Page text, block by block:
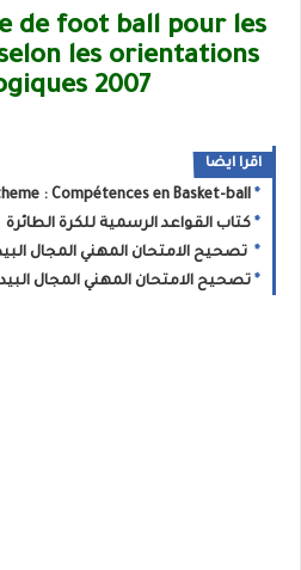
de foot ball pour les
les orientations
2007
اقرا ايضا
: Compétences en Basket-ball
كتاب القواعد الرسمية للكرة الطائرة
تصحيح الامتحان المهني المجال البيداغوجي
تصحيح الامتحان المهني المجال البيداغوجي